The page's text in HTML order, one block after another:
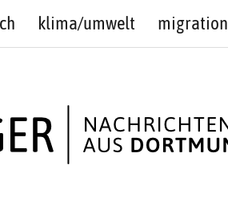
klima/umwelt migration